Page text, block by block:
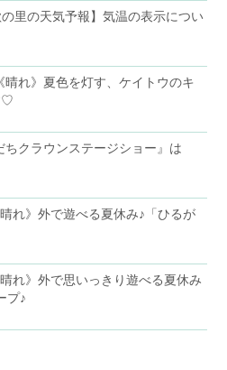
里の天気予報】気温の表示につい
れ》夏色を灯す、ケイトウのキ
♡
クラウンステージショー』は
れ》外で遊べる夏休み♪「ひるが
れ》外で思いっきり遊べる夏休み
プ♪